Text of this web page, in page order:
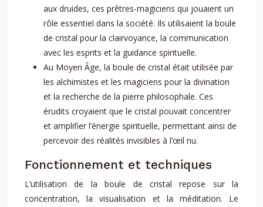
aux druides, ces prêtres-magiciens qui jouaient un
rôle essentiel dans la société. Ils utilisaient la boule
de cristal pour la clairvoyance, la communication
avec les esprits et la guidance spirituelle.
Au Moyen Âge, la boule de cristal était utilisée par
les alchimistes et les magiciens pour la divination
et la recherche de la pierre philosophale. Ces
érudits croyaient que le cristal pouvait concentrer
et amplifier l’énergie spirituelle, permettant ainsi de
percevoir des réalités invisibles à l’œil nu.
Fonctionnement et techniques
L’utilisation de la boule de cristal repose sur la
concentration, la visualisation et la méditation. Le